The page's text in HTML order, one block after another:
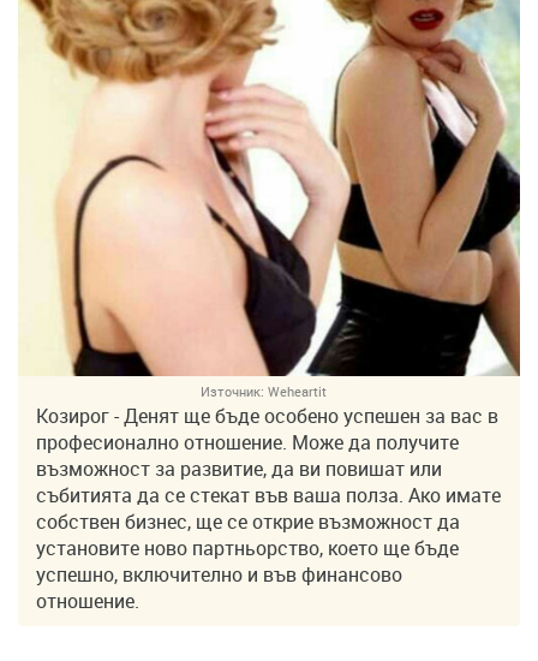
Източник: Weheartit
Козирог - Денят ще бъде особено успешен за вас в
професионално отношение. Може да получите
възможност за развитие, да ви повишат или
събитията да се стекат във ваша полза. Ако имате
собствен бизнес, ще се открие възможност да
установите ново партньорство, което ще бъде
успешно, включително и във финансово
отношение.